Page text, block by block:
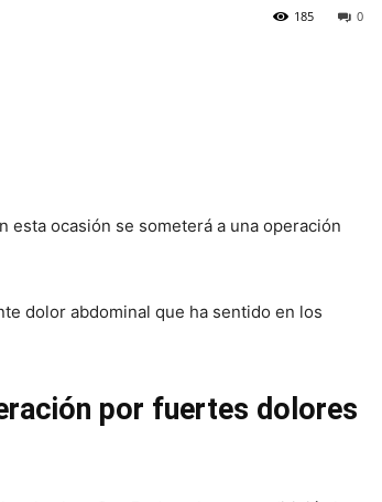
0
185
esta ocasión se someterá a una operación
dolor abdominal que ha sentido en los
por fuertes dolores